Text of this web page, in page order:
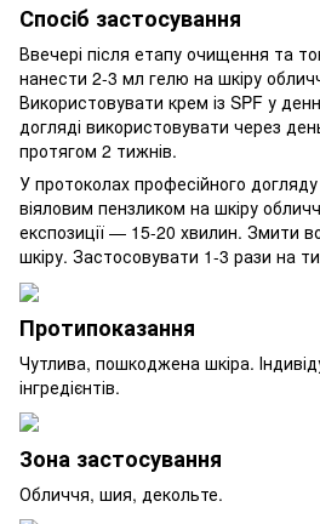
Спосіб застосування
Ввечері після етапу очищення та
нанести 2-3 мл гелю на шкіру
Використовувати крем із SPF у
догляді використовувати через
протягом 2 тижнів.
У протоколах професійного
віяловим пензликом на шкіру
експозиції — 15-20 хвилин. Змити
шкіру. Застосовувати 1-3 рази на
Протипоказання
Чутлива, пошкоджена шкіра.
інгредієнтів.
Зона застосування
Обличчя, шия, декольте.